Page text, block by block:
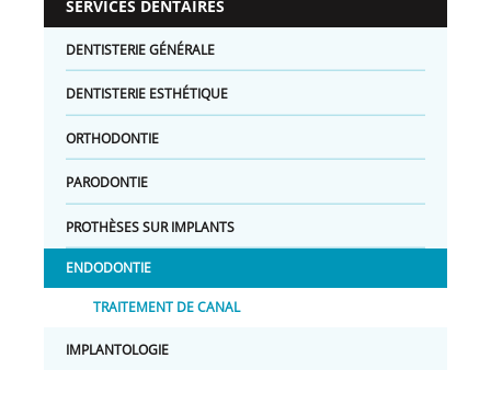
SERVICES DENTAIRES
DENTISTERIE GÉNÉRALE
DENTISTERIE ESTHÉTIQUE
ORTHODONTIE
PARODONTIE
PROTHÈSES SUR IMPLANTS
ENDODONTIE
TRAITEMENT DE CANAL
IMPLANTOLOGIE